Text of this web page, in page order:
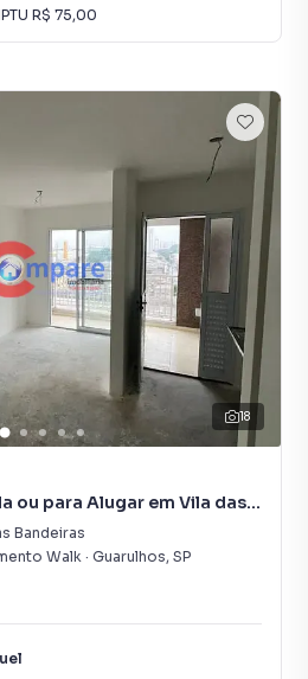
R$ 75,00
18
ou para Alugar em Vila das
Bandeiras
Walk · Guarulhos, SP